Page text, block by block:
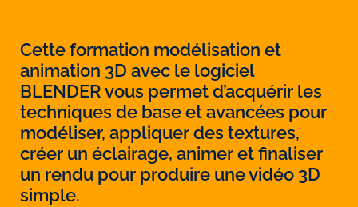
Cette formation modélisation et
animation 3D avec le logiciel
BLENDER vous permet d’acquérir les
techniques de base et avancées pour
modéliser, appliquer des textures,
créer un éclairage, animer et finaliser
un rendu pour produire une vidéo 3D
simple.